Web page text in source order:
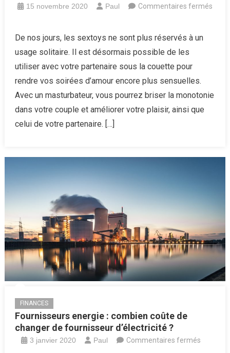
15 novembre 2020 Paul
Commentaires fermés
:
un
allié
du
couple
De nos jours, les sextoys ne sont plus réservés à un
usage solitaire. Il est désormais possible de les
utiliser avec votre partenaire sous la couette pour
rendre vos soirées d’amour encore plus sensuelles.
Avec un masturbateur, vous pourrez briser la monotonie
dans votre couple et améliorer votre plaisir, ainsi que
celui de votre partenaire. […]
FINANCES
Fournisseurs energie : combien coûte de
changer de fournisseur d’électricité ?
3 janvier 2020 Paul Commentaires ferméssur